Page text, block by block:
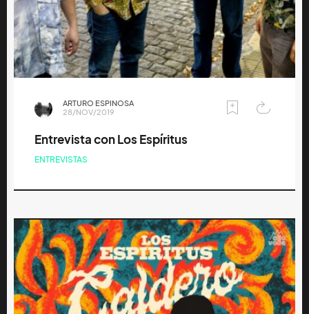
ARTURO ESPINOSA
28/NOV/2019
Entrevista con Los Espíritus
ENTREVISTAS